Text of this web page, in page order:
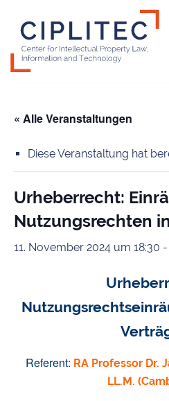
Inhalt
springen
« Alle Veranstaltungen
Diese Veranstaltung hat
Urheberrecht:
Nutzungsrechten
11. November 2024 um 18:30 -
Referent: RA Professor Dr.
LL.M.